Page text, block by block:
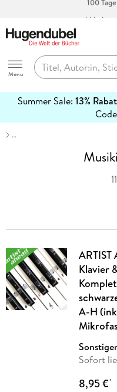
Hugendubel
Menu
Summer Sale: 13%
Code
erfahren
…
Klavier
A-H
Sofort
8,95 €*